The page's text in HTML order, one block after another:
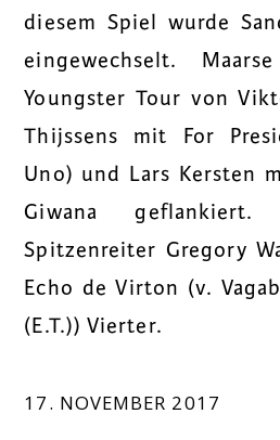
diesem Spiel wurde
eingewechselt.
Youngster Tour von
Thijssens mit For
Uno) und Lars Kersten
Giwana
Spitzenreiter Gregory
Echo de Virton (v.
(E.T.)) Vierter.
17. NOVEMBER 2017